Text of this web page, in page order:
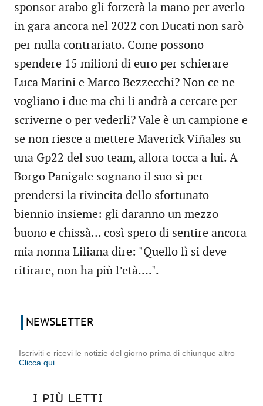
sponsor arabo gli forzerà la mano per averlo
in gara ancora nel 2022 con Ducati non sarò
per nulla contrariato. Come possono
spendere 15 milioni di euro per schierare
Luca Marini e Marco Bezzecchi? Non ce ne
vogliano i due ma chi li andrà a cercare per
scriverne o per vederli? Vale è un campione e
se non riesce a mettere Maverick Viñales su
una Gp22 del suo team, allora tocca a lui. A
Borgo Panigale sognano il suo sì per
prendersi la rivincita dello sfortunato
biennio insieme: gli daranno un mezzo
buono e chissà… così spero di sentire ancora
mia nonna Liliana dire: "Quello lì si deve
ritirare, non ha più l’età….".
NEWSLETTER
Iscriviti e ricevi le notizie del giorno prima di chiunque altro
Clicca qui
I PIÙ LETTI